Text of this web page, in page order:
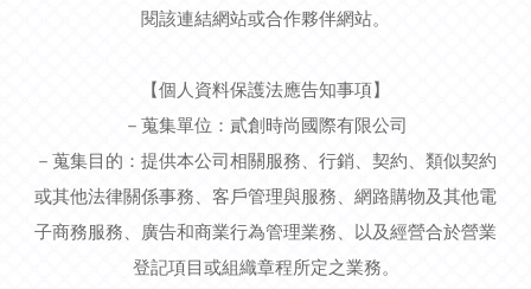
閱該連結網站或合作夥伴網站。
【個人資料保護法應告知事項】
－蒐集單位：貳創時尚國際有限公司
－蒐集目的：提供本公司相關服務、行銷、契約、類似契約
或其他法律關係事務、客戶管理與服務、網路購物及其他電
子商務服務、廣告和商業行為管理業務、以及經營合於營業
登記項目或組織章程所定之業務。